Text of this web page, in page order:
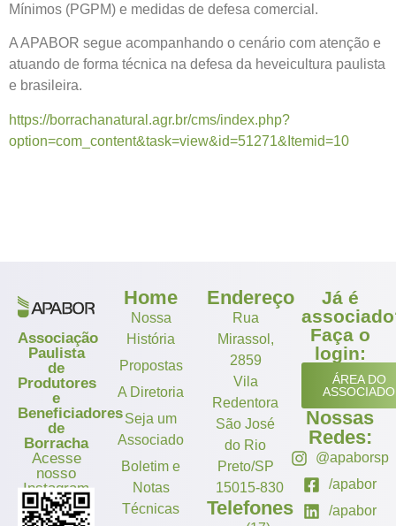
Mínimos (PGPM) e medidas de defesa comercial.
A APABOR segue acompanhando o cenário com atenção e
atuando de forma técnica na defesa da heveicultura paulista
e brasileira.
https://borrachanatural.agr.br/cms/index.php?
option=com_content&task=view&id=51271&Itemid=10
Associação
Paulista
de
Produtores
e
Beneficiadores
de
Borracha
Acesse
nosso
Instagram
Home
Nossa
História
Propostas
A Diretoria
Seja um
Associado
Boletim e
Notas
Técnicas
Endereço
Rua
Mirassol,
2859
Vila
Redentora
São José
do Rio
Preto/SP
15015-830
Telefones
Já é
Faça o
login:
ÁREA DO
ASSOCIADO
Nossas
Redes:
@apaborsp
/apabor
/apabor